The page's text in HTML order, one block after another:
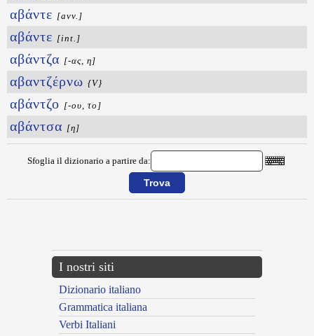
αβάντε [avv.]
αβάντε [int.]
αβάντζα [-ας, η]
αβαντζέρνω {V}
αβάντζο [-ου, το]
αβάντσα [η]
Sfoglia il dizionario a partire da:
I nostri siti
Dizionario italiano
Grammatica italiana
Verbi Italiani